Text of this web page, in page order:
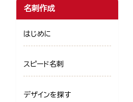
名刺作成
はじめに
スピード名刺
デザインを探す